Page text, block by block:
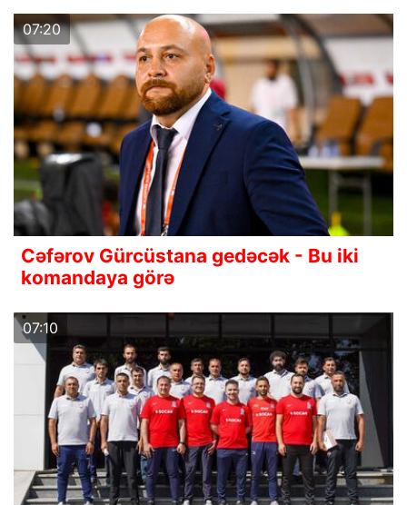
07:20
Cəfərov Gürcüstana gedəcək - Bu iki
komandaya görə
07:10